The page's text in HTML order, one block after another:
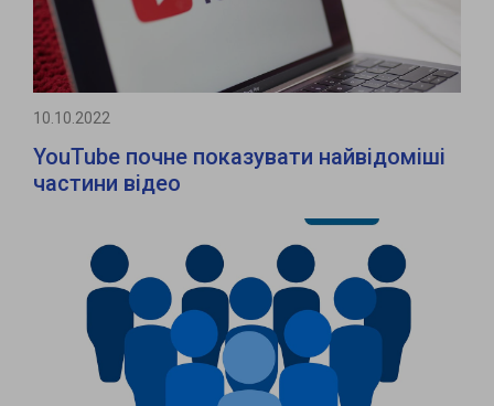
10.10.2022
YouTube почне показувати найвідоміші
частини відео